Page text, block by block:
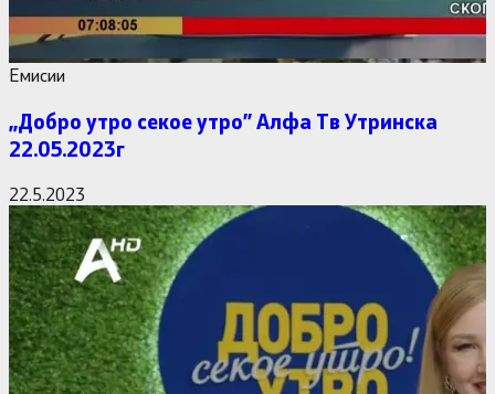
Емисии
,,Добро утро секое утро” Алфa Тв Утринска
22.05.2023г
22.5.2023